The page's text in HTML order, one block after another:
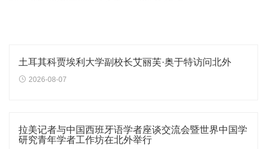
土耳其科贾埃利大学副校长艾丽芙·奥于特访问北外
2026-08-07
拉美记者与中国西班牙语学者座谈交流会暨世界中国学
研究青年学者工作坊在北外举行